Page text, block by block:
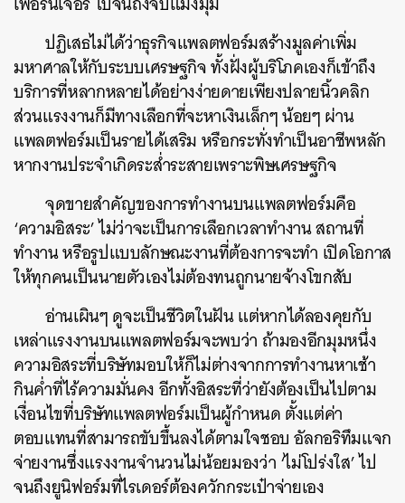
ปฏิเสธไม่ได้ว่าธุรกิจแพลตฟอร์มสร้างมูลค่าเพิ่ม
มหาศาลให้กับระบบเศรษฐกิจ ทั้งฝั่งผู้บริโภคเองก็เข้าถึง
บริการที่หลากหลายได้อย่างง่ายดายเพียงปลายนิ้วคลิก
ส่วนแรงงานก็มีทางเลือกที่จะหาเงินเล็กๆ น้อยๆ ผ่าน
แพลตฟอร์มเป็นรายได้เสริม หรือกระทั่งทำเป็นอาชีพหลัก
หากงานประจำเกิดระส่ำระสายเพราะพิษเศรษฐกิจ
จุดขายสำคัญของการทำงานบนแพลตฟอร์มคือ
‘ความอิสระ’ ไม่ว่าจะเป็นการเลือกเวลาทำงาน สถานที่
ทำงาน หรือรูปแบบลักษณะงานที่ต้องการจะทำ เปิดโอกาส
ให้ทุกคนเป็นนายตัวเองไม่ต้องทนถูกนายจ้างโขกสับ
อ่านเผินๆ ดูจะเป็นชีวิตในฝัน แต่หากได้ลองคุยกับ
เหล่าแรงงานบนแพลตฟอร์มจะพบว่า ถ้ามองอีกมุมหนึ่ง
ความอิสระที่บริษัทมอบให้ก็ไม่ต่างจากการทำงานหาเช้า
กินค่ำที่ไร้ความมั่นคง อีกทั้งอิสระที่ว่ายังต้องเป็นไปตาม
เงื่อนไขที่บริษัทแพลตฟอร์มเป็นผู้กำหนด ตั้งแต่ค่า
ตอบแทนที่สามารถขับขึ้นลงได้ตามใจชอบ อัลกอริทึมแจก
จ่ายงานซึ่งแรงงานจำนวนไม่น้อยมองว่า ‘ไม่โปร่งใส’ ไป
จนถึงยูนิฟอร์มที่ไรเดอร์ต้องควักกระเป๋าจ่ายเอง